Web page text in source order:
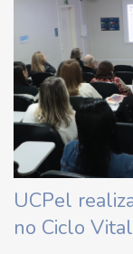
UCPel
no Ciclo Vital